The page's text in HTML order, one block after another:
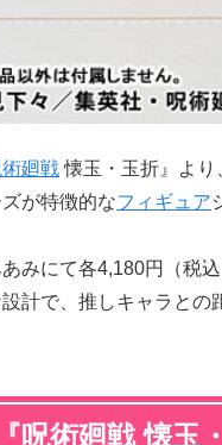
術廻戦懐玉・玉折』より
が特徴的なフィギュア
みにて各4,180円（税
設計で、推しキャラとの
『呪術廻戦 懐